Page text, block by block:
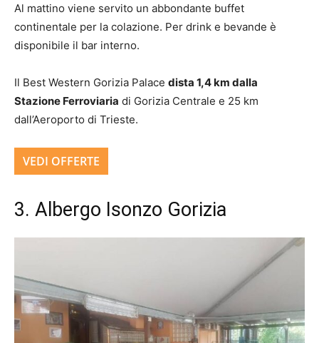
Al mattino viene servito un abbondante buffet
continentale per la colazione. Per drink e bevande è
disponibile il bar interno.
Il Best Western Gorizia Palace dista 1,4 km dalla
Stazione Ferroviaria di Gorizia Centrale e 25 km
dall’Aeroporto di Trieste.
VEDI OFFERTE
3. Albergo Isonzo Gorizia